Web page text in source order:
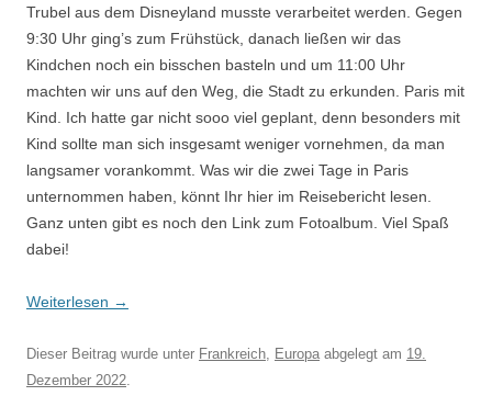
Trubel aus dem Disneyland musste verarbeitet werden. Gegen
9:30 Uhr ging’s zum Frühstück, danach ließen wir das
Kindchen noch ein bisschen basteln und um 11:00 Uhr
machten wir uns auf den Weg, die Stadt zu erkunden. Paris mit
Kind. Ich hatte gar nicht sooo viel geplant, denn besonders mit
Kind sollte man sich insgesamt weniger vornehmen, da man
langsamer vorankommt. Was wir die zwei Tage in Paris
unternommen haben, könnt Ihr hier im Reisebericht lesen.
Ganz unten gibt es noch den Link zum Fotoalbum. Viel Spaß
dabei!
Weiterlesen →
Dieser Beitrag wurde unter Frankreich Europa abgelegt am 19.
Dezember 2022